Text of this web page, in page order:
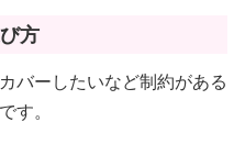
方
バーしたいなど制約がある
す。